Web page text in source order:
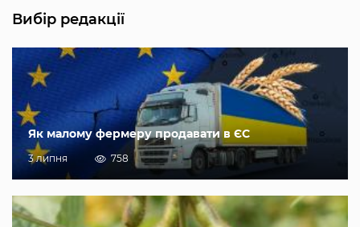
Вибір редакції
Як малому фермеру продавати в ЄС
3 липня 758